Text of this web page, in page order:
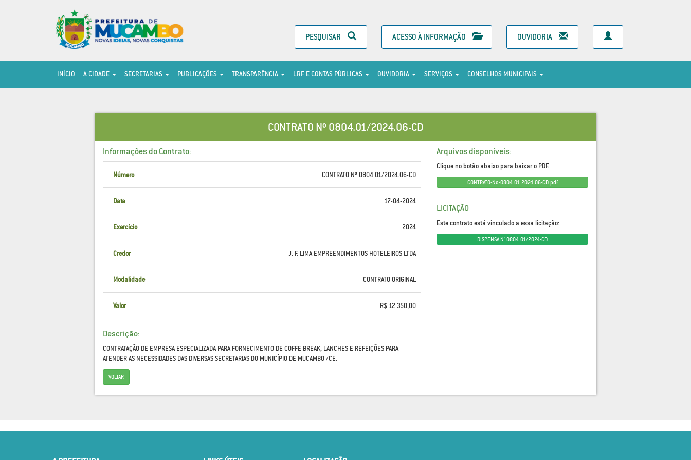
PESQUISAR ACESSO À INFORMAÇÃO OUVIDORIA
INÍCIO A CIDADE SECRETARIAS PUBLICAÇÕES TRANSPARÊNCIA LRF E CONTAS PÚBLICAS OUVIDORIA SERVIÇOS CONSELHOS MUNICIPAIS
CONTRATO Nº 0804.01/2024.06-CD
Informações do Contrato:
Número CONTRATO Nº 0804.01/2024.06-CD
Data 17-04-2024
Exercício 2024
Credor J. F. LIMA EMPREENDIMENTOS HOTELEIROS LTDA
Modalidade CONTRATO ORIGINAL
Valor R$ 12.350,00
Descrição:
CONTRATAÇÃO DE EMPRESA ESPECIALIZADA PARA FORNECIMENTO DE COFFE BREAK, LANCHES E REFEIÇÕES PARA
ATENDER AS NECESSIDADES DAS DIVERSAS SECRETARIAS DO MUNICÍPIO DE MUCAMBO /CE.
VOLTAR
Arquivos disponíveis:
Clique no botão abaixo para baixar o PDF.
CONTRATO-No-0804.01.2024.06-CD.pdf
LICITAÇÃO
Este contrato está vinculado a essa licitação:
DISPENSA N° 0804.01/2024-CD